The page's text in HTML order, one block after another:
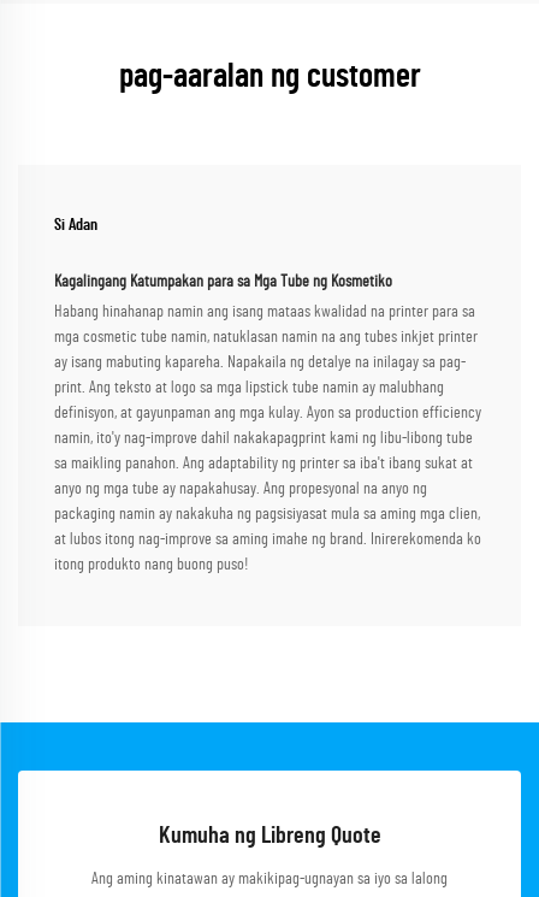
pag-aaralan ng customer
Si Adan
Kagalingang Katumpakan para sa Mga Tube ng Kosmetiko
Habang hinahanap namin ang isang mataas kwalidad na printer para sa
mga cosmetic tube namin, natuklasan namin na ang tubes inkjet printer
ay isang mabuting kapareha. Napakaila ng detalye na inilagay sa pag-
print. Ang teksto at logo sa mga lipstick tube namin ay malubhang
definisyon, at gayunpaman ang mga kulay. Ayon sa production efficiency
namin, ito'y nag-improve dahil nakakapagprint kami ng libu-libong tube
sa maikling panahon. Ang adaptability ng printer sa iba't ibang sukat at
anyo ng mga tube ay napakahusay. Ang propesyonal na anyo ng
packaging namin ay nakakuha ng pagsisiyasat mula sa aming mga clien,
at lubos itong nag-improve sa aming imahe ng brand. Inirerekomenda ko
itong produkto nang buong puso!
Kumuha ng Libreng Quote
Ang aming kinatawan ay makikipag-ugnayan sa iyo sa lalong